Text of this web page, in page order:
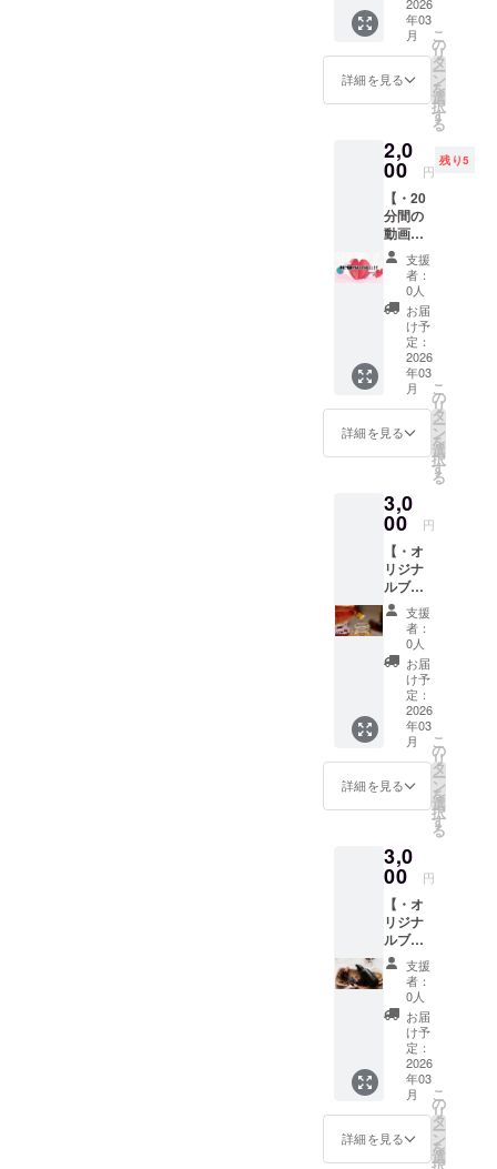
い。
合がご
ざいま
すの
で、予
めご了
向けた
感謝の
気持ち
を、約
10分間
の動画
にてお
せて頂
きま
す。 ◆
備考欄
に、貴
方様の
お名前
を、フ
リガナ
付きで
記載を
お願い
致しま
す。 ※
送信可
能な容
量があ
が低く
なって
しまう
場合
や、複
数に分
けての
送信と
なる場
合がご
ざいま
す。 ※
通信料
が発生
する事
をご了
承下さ
配信月
が前後
する場
合がご
ざいま
す。
年03
月
詳細を見る
こ
の
リ
タ
ー
ン
を
選
択
す
る
2,0
00 円
残り5
【・20
分間の
動画で
のお礼
メッ
セー
ジ・】
貴方様
だけに
向けた
感謝の
気持ち
と、頂
いた質
問につ
いての
を、約
20分間
の動画
にてお
届けさ
せて頂
きま
す。 ■
時間が
限られ
ていま
すの
で、最
大で5個
までの
ご質問
にお答
関する
ご質問
もお答
え可能
です。)
※備考欄
に、質
問内容
(最大5
個まで)
と、貴
方様の
お名前
を、フ
リガナ
付きで
記載を
支援
者：
0人
お届
け予
定：
2026
年03
月
詳細を見る
こ
の
リ
タ
ー
ン
を
選
択
す
る
3,0
00 円
【・オ
リジナ
ルブレ
ンドの
アロマ
オイル‪‪
10ml✕1
本・】
オリジ
ナルブ
レンド
のアロ
マオイ
ル
10ml(リ
ラック
1本お届
け致し
ます。
～使用
方法例
～ ・お
肌に優
しい
ベース
オイル
(無香料
のベ
ビーオ
イルや
スクワ
ランオ
イル等)
支援
者：
0人
お届
け予
定：
2026
年03
月
詳細を見る
こ
の
リ
タ
ー
ン
を
選
択
す
る
3,0
00 円
【・オ
リジナ
ルブレ
ンドの
アロマ
スプ
レー‪
50ml‪✕‬1
本・】
■オリジ
ナルブ
レンド
のアロ
マスプ
レー
支援
者：
0人
お届
け予
定：
2026
年03
月
詳細を見る
こ
の
リ
タ
ー
ン
を
選